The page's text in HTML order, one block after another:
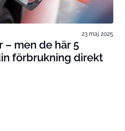
23 maj 2025
– men de här 5
förbrukning direkt